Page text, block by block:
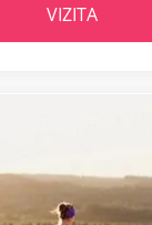
VIZITA